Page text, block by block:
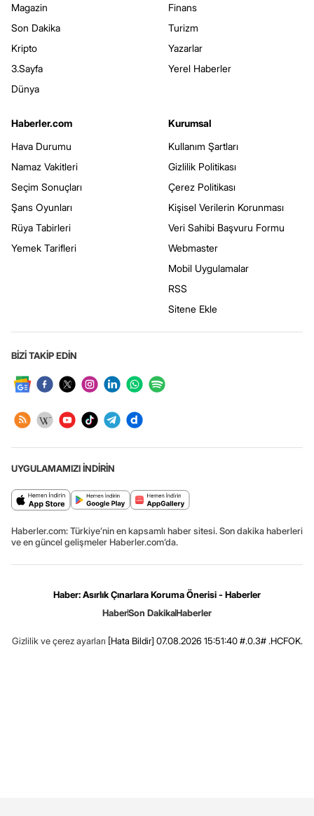
Magazin
Son Dakika
Kripto
3.Sayfa
Dünya
Finans
Turizm
Yazarlar
Yerel Haberler
Haberler.com
Hava Durumu
Namaz Vakitleri
Seçim Sonuçları
Şans Oyunları
Rüya Tabirleri
Yemek Tarifleri
Kurumsal
Kullanım Şartları
Gizlilik Politikası
Çerez Politikası
Kişisel Verilerin Korunması
Veri Sahibi Başvuru Formu
Webmaster
Mobil Uygulamalar
RSS
Sitene Ekle
BİZİ TAKİP EDİN
UYGULAMAMIZI İNDİRİN
Haberler.com: Türkiye’nin en kapsamlı haber sitesi. Son dakika haberleri
ve en güncel gelişmeler Haberler.com’da.
Haber: Asırlık Çınarlara Koruma Önerisi - Haberler
HaberSon DakikaHaberler
Gizlilik ve çerez ayarları [Hata Bildir] 07.08.2026 15:51:40 #.0.3# .HCFOK.